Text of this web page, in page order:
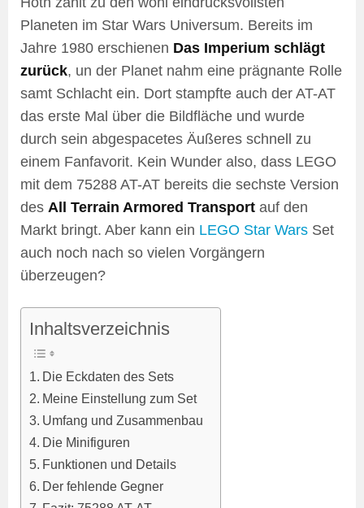
Planeten im Star Wars Universum. Bereits im
Jahre 1980 erschienen Das Imperium schlägt
zurück, un der Planet nahm eine prägnante Rolle
samt Schlacht ein. Dort stampfte auch der AT-AT
das erste Mal über die Bildfläche und wurde
durch sein abgespacetes Äußeres schnell zu
einem Fanfavorit. Kein Wunder also, dass LEGO
mit dem 75288 AT-AT bereits die sechste Version
des All Terrain Armored Transport auf den
Markt bringt. Aber kann ein LEGO Star Wars Set
auch noch nach so vielen Vorgängern
überzeugen?
Inhaltsverzeichnis
Die Eckdaten des Sets
Meine Einstellung zum Set
Umfang und Zusammenbau
Die Minifiguren
Funktionen und Details
Der fehlende Gegner